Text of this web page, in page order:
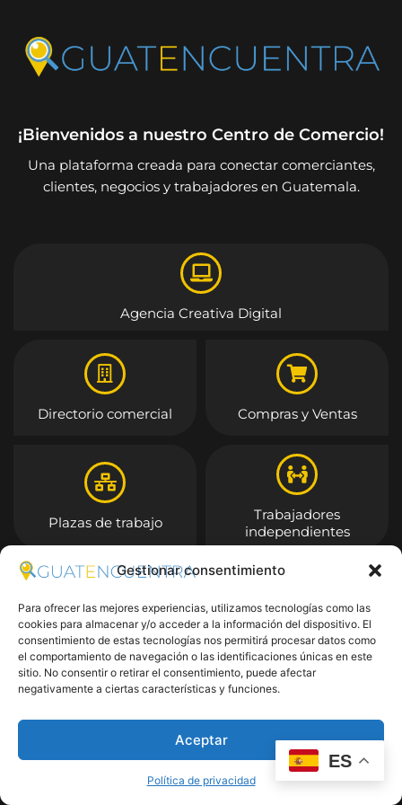
Gestionar consentimiento
Para ofrecer las mejores experiencias, utilizamos tecnologías como las
cookies para almacenar y/o acceder a la información del dispositivo. El
consentimiento de estas tecnologías nos permitirá procesar datos como
el comportamiento de navegación o las identificaciones únicas en este
sitio. No consentir o retirar el consentimiento, puede afectar
negativamente a ciertas características y funciones.
Aceptar
Política de privacidad
¡Bienvenidos a nuestro Centro de Comercio!
Una plataforma creada para conectar comerciantes,
clientes, negocios y trabajadores en Guatemala.
Agencia Creativa Digital
Directorio comercial Compras y Ventas
Plazas de trabajo
Trabajadores
independientes
Entrar
ES